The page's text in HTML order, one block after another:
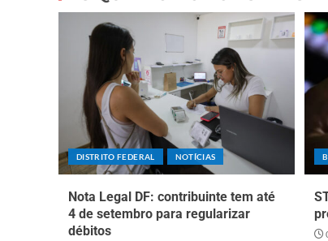
DISTRITO FEDERAL NOTÍCIAS
Nota Legal DF: contribuinte tem até
4 de setembro para regularizar
débitos